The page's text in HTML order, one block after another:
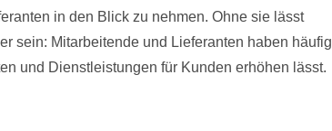
in den Blick zu nehmen. Ohne sie lässt
sein: Mitarbeitende und Lieferanten haben häufig
und Dienstleistungen für Kunden erhöhen lässt.